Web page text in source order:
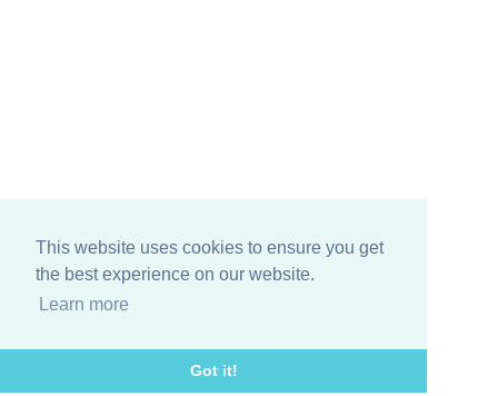
This website uses cookies to ensure you get
the best experience on our website.
Learn more
Got it!